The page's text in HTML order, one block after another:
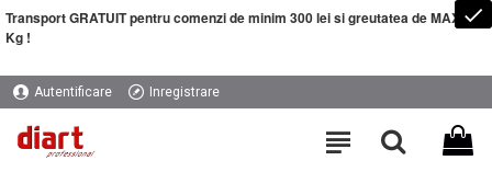
Transport GRATUIT pentru comenzi de minim 300 lei si greutatea de MAXIM 5
Kg !
Autentificare Inregistrare